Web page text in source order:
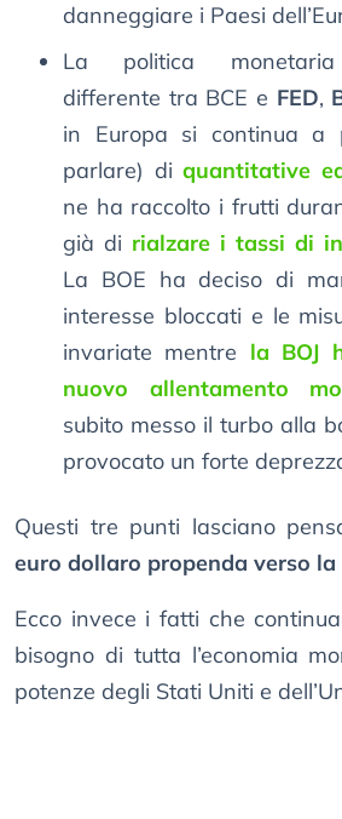
danneggiare i Paesi
La politica monetaria
differente tra BCE e FED,
in Europa si continua a
parlare) diquantitative
ne ha raccolto i frutti
già di rialzare i tassi di
La BOE ha deciso di
interesse bloccati e le
invariate mentre la BOJ
nuovo allentamento
subito messo il turbo alla
provocato un forte
Questi tre punti lasciano
euro dollaro propenda verso
Ecco invece i fatti che
bisogno di tutta l’economia
potenze degli Stati Uniti e